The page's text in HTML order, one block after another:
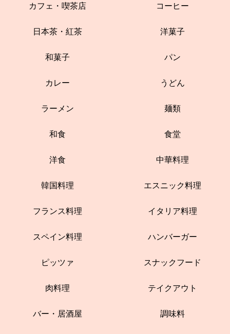
カフェ・喫茶店 コーヒー
日本茶・紅茶 洋菓子
和菓子 パン
カレー うどん
ラーメン 麺類
和食 食堂
洋食 中華料理
韓国料理 エスニック料理
フランス料理 イタリア料理
スペイン料理 ハンバーガー
ピッツァ スナックフード
肉料理 テイクアウト
バー・居酒屋 調味料